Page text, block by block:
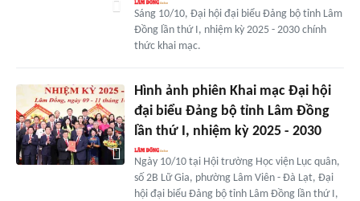
Sáng 10/10, Đại hội đại biểu Đảng bộ tỉnh Lâm
Đồng lần thứ I, nhiệm kỳ 2025 - 2030 chính
thức khai mạc.
Hình ảnh phiên Khai mạc Đại hội
đại biểu Đảng bộ tỉnh Lâm Đồng
lần thứ I, nhiệm kỳ 2025 - 2030
Ngày 10/10 tại Hội trường Học viện Lục quân,
số 2B Lữ Gia, phường Lâm Viên - Đà Lạt, Đại
hội đại biểu Đảng bộ tỉnh Lâm Đồng lần thứ I,